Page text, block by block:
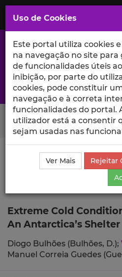
Saltar
para
Conteúdo
Principal
A excelência da investigação e
Search Button
Ciência_Iscte Comunicações
da Comunicação
Extreme Cold
An Antarctica’s
Diogo Bulhões (Bulhões, D.);
Manuel Correia Guedes
Uso de Cookies
Este portal utiliza cookies
na navegação no site
de funcionalidades úteis
inibição, por parte do
cookies, pode constituir
navegação e à correta
funcionalidades do portal.
utilizador está a consentir
sejam usadas nas
Ver Mais
Rejeitar